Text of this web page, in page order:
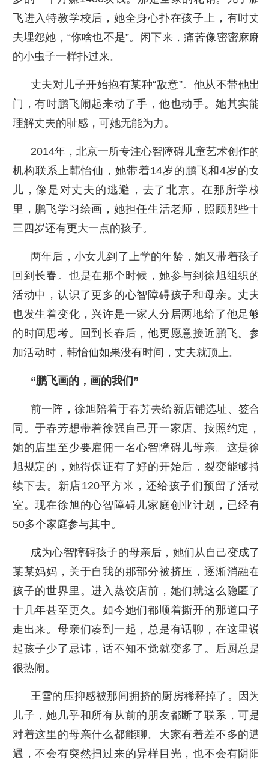
飞进入特教学校后，她全身心扑在孩子上，有时丈
夫埋怨她，“你啥也不是”。闲下来，痛苦像密密麻麻
的小虫子一样扑过来。
丈夫对儿子开始抱有某种“敌意”。他从不带他出
门，有时鹏飞闹起来动了手，他也动手。她其实能
理解丈夫的耻感，可她无能为力。
2014年，北京一所专注心智障碍儿童艺术创作的
机构联系上韩怡仙，她带着14岁的鹏飞和4岁的女
儿，像是对丈夫的逃避，去了北京。在那所学校
里，鹏飞学习绘画，她担任生活老师，照顾那些十
三四岁还有更大一点的孩子。
两年后，小女儿到了上学的年龄，她又带着孩子
回到长春。也是在那个时候，她参与到徐旭组织的
活动中，认识了更多的心智障碍孩子和母亲。丈夫
也发生着变化，兴许是一家人分居两地给了他足够
的时间思考。回到长春后，他更愿意接近鹏飞。参
加活动时，韩怡仙如果没有时间，丈夫就顶上。
“鹏飞画的，画的我们”
前一阵，徐旭陪着于春芳去给新店铺选址、签合
同。于春芳想带着徐强自己开一家店。按照约定，
她的店里至少要雇佣一名心智障碍儿母亲。这是徐
旭规定的，她得保证有了好的开始后，裂变能够持
续下去。新店120平方米，还给孩子们预留了活动
室。现在徐旭的心智障碍儿家庭创业计划，已经有
50多个家庭参与其中。
成为心智障碍孩子的母亲后，她们从自己变成了
某某妈妈，关于自我的那部分被挤压，逐渐消融在
孩子的世界里。进入蒸饺店前，她们就这么隐匿了
十几年甚至更久。如今她们都顺着撕开的那道口子
走出来。母亲们凑到一起，总是有话聊，在这里说
起孩子少了忌讳，话不知不觉就变多了。后厨总是
很热闹。
王雪的压抑感被那间拥挤的厨房稀释掉了。因为
儿子，她几乎和所有从前的朋友都断了联系，可是
对着这里的母亲什么都能聊。大家有着差不多的遭
遇，不会有突然扫过来的异样目光，也不会有阴阳